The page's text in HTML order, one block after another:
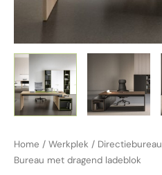
Home / Werkplek / Directiebureau
Bureau met dragend ladeblok